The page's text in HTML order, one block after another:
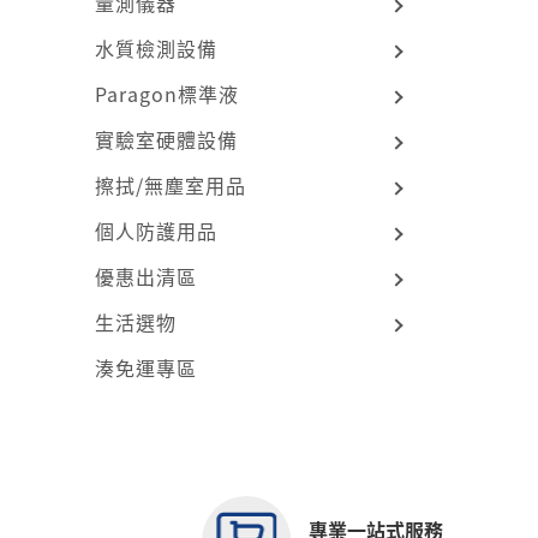
水質檢測設備
Paragon標準液
實驗室硬體設備
擦拭/無塵室用品
個人防護用品
優惠出清區
生活選物
湊免運專區
專業一站式服務